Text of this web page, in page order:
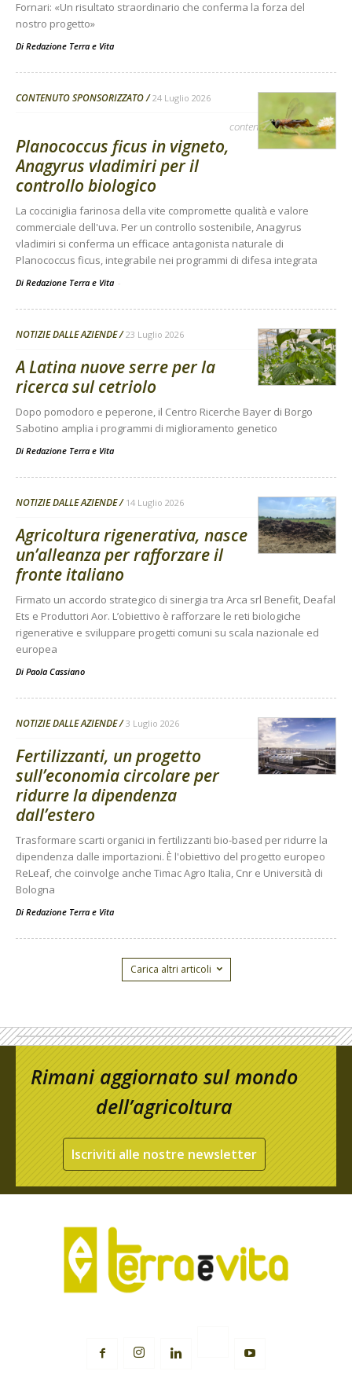
Fornari: «Un risultato straordinario che conferma la forza del
nostro progetto»
Di Redazione Terra e Vita
CONTENUTO SPONSORIZZATO 24 Luglio 2026
contenuto sponsorizzato
Planococcus ficus in vigneto,
Anagyrus vladimiri per il
controllo biologico
La cocciniglia farinosa della vite compromette qualità e valore
commerciale dell'uva. Per un controllo sostenibile, Anagyrus
vladimiri si conferma un efficace antagonista naturale di
Planococcus ficus, integrabile nei programmi di difesa integrata
Di Redazione Terra e Vita -
NOTIZIE DALLE AZIENDE 23 Luglio 2026
A Latina nuove serre per la
ricerca sul cetriolo
Dopo pomodoro e peperone, il Centro Ricerche Bayer di Borgo
Sabotino amplia i programmi di miglioramento genetico
Di Redazione Terra e Vita
NOTIZIE DALLE AZIENDE 14 Luglio 2026
Agricoltura rigenerativa, nasce
un’alleanza per rafforzare il
fronte italiano
Firmato un accordo strategico di sinergia tra Arca srl Benefit, Deafal
Ets e Produttori Aor. L’obiettivo è rafforzare le reti biologiche
rigenerative e sviluppare progetti comuni su scala nazionale ed
europea
Di Paola Cassiano
NOTIZIE DALLE AZIENDE 3 Luglio 2026
Fertilizzanti, un progetto
sull’economia circolare per
ridurre la dipendenza
dall’estero
Trasformare scarti organici in fertilizzanti bio-based per ridurre la
dipendenza dalle importazioni. È l'obiettivo del progetto europeo
ReLeaf, che coinvolge anche Timac Agro Italia, Cnr e Università di
Bologna
Di Redazione Terra e Vita
Carica altri articoli
Rimani aggiornato sul mondo
dell’agricoltura
Iscriviti alle nostre newsletter